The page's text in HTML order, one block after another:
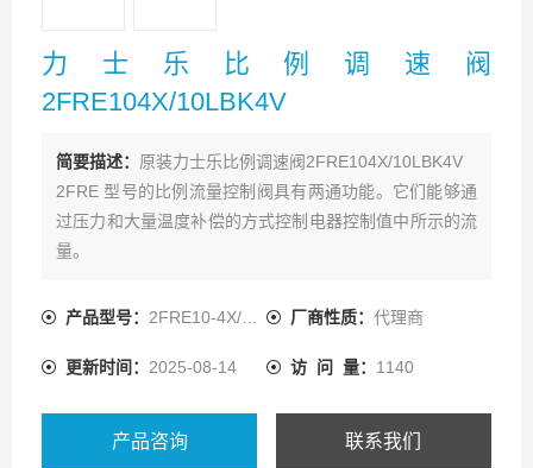
力士乐比例调速阀
2FRE104X/10LBK4V
简要描述： 原装力士乐比例调速阀2FRE104X/10LBK4V
2FRE 型号的比例流量控制阀具有两通功能。它们能够通
过压力和大量温度补偿的方式控制电器控制值中所示的流
量。
产品型号： 2FRE10-4X/10LBK4V 厂商性质： 代理商
更新时间： 2025-08-14 访 问 量： 1140
产品咨询 联系我们